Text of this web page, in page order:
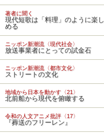
著者に聞く
現代短歌は「料理」のように楽し
める
ニッポン新潮流〈現代社会〉
放送事業者にとっての試金石
ニッポン新潮流〈都市文化〉
ストリートの文化
地域から日本を動かす〈21〉
北前船から現代を俯瞰する
令和の人文アニメ批評〈17〉
『葬送のフリーレン』